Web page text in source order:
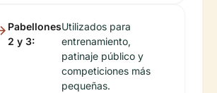
Pabellones
2 y 3:
Utilizados para
entrenamiento,
patinaje público y
competiciones más
pequeñas.